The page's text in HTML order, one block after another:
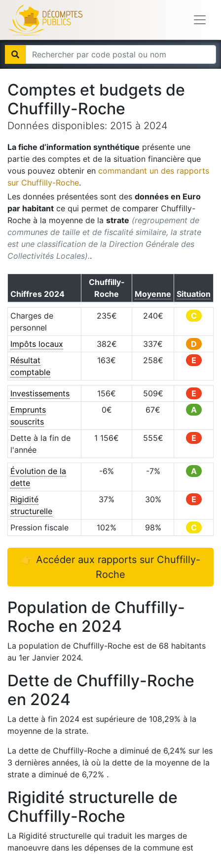
Comptes et budgets de
Chuffilly-Roche
Données disponibles: 2015 à 2024
La fiche d’information synthétique présente une
partie des comptes et de la situation financière que
vous pouvez obtenir en commandant un des rapports
sur Chuffilly-Roche.
Les données présentées sont des données en Euro
par habitant ce qui permet de comparer Chuffilly-
Roche à la moyenne de la strate (regroupement de
communes de taille et de fiscalité similaire, la strate
est une classification de la Direction Générale des
Collectivités Locales)..
Chiffres 2024
Chuffilly-
Roche
Moyenne Situation
Charges de
personnel
235€ 240€ C
Impôts locaux 382€ 337€
D
Résultat
comptable
163€ 258€ E
Investissements 156€ 509€
E
Emprunts
souscrits
0€ 67€ A
Dette à la fin de
l'année
1 156€ 555€ E
Évolution de la
dette
-6% -7% A
Rigidité
structurelle
37% 30% E
Pression fiscale 102% 98% C
👉 Accéder aux rapports sur Chuffilly-
Roche
Population de Chuffilly-
Roche en 2024
La population de Chuffilly-Roche est de 68 habitants
au 1er Janvier 2024.
Dette de Chuffilly-Roche
en 2024
La dette à fin 2024 est supérieure de 108,29% à la
moyenne de la strate.
La dette de Chuffilly-Roche a diminué de 6,24% sur les
3 dernières années, là où la dette de la moyenne de la
strate a diminué de 6,72% .
Rigidité structurelle de
Chuffilly-Roche
La Rigidité structurelle qui traduit les marges de
manoeuvre dans les dépenses de la commune est